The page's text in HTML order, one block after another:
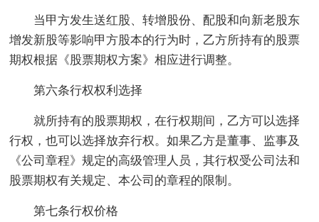
当甲方发生送红股、转增股份、配股和向新老股东
增发新股等影响甲方股本的行为时，乙方所持有的股票
期权根据《股票期权方案》相应进行调整。
第六条行权权利选择
就所持有的股票期权，在行权期间，乙方可以选择
行权，也可以选择放弃行权。如果乙方是董事、监事及
《公司章程》规定的高级管理人员，其行权受公司法和
股票期权有关规定、本公司的章程的限制。
第七条行权价格